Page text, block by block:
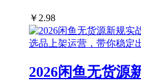
￥ 2.98
2026闲鱼无货源